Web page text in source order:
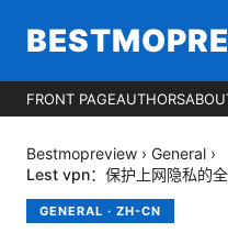
FRONT PAGEAUTHORS
Bestmopreview › General ›
Lest vpn：保护上网隐私的
GENERAL · ZH-CN